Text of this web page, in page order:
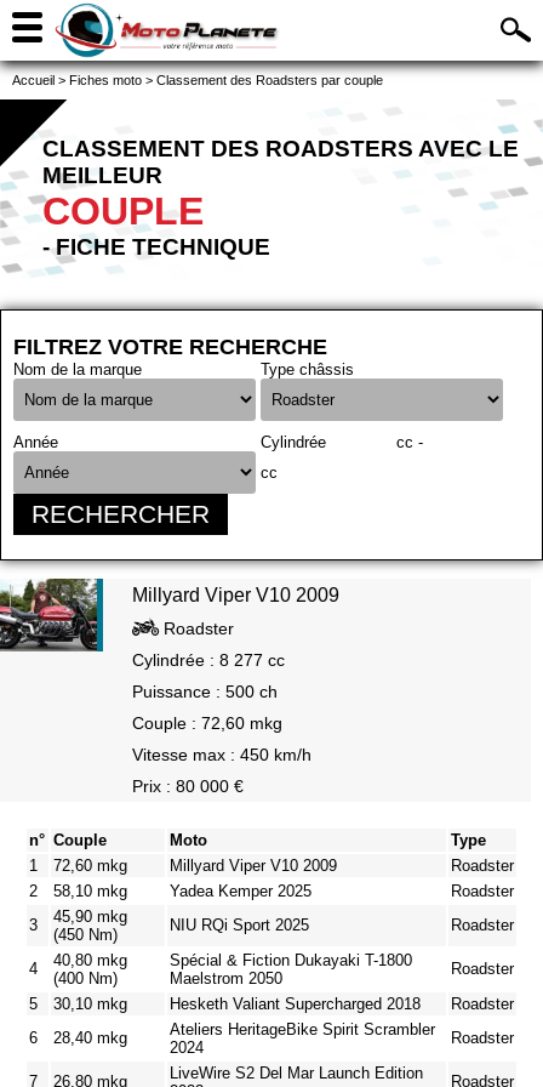
Accueil > Fiches moto > Classement des Roadsters par couple
CLASSEMENT DES ROADSTERS AVEC LE
MEILLEUR
COUPLE
- FICHE TECHNIQUE
FILTREZ VOTRE RECHERCHE
Nom de la marque Type châssis
Année Cylindrée
cc -
cc
RECHERCHER
Millyard Viper V10 2009
Roadster
Cylindrée : 8 277 cc
Puissance : 500 ch
Couple : 72,60 mkg
Vitesse max : 450 km/h
Prix : 80 000 €
n° Couple Moto
Type
1
72,60 mkg Millyard Viper V10 2009
Roadster
2
58,10 mkg Yadea Kemper 2025
Roadster
3
45,90 mkg
(450 Nm)
NIU RQi Sport 2025 Roadster
4
40,80 mkg
(400 Nm)
Spécial & Fiction Dukayaki T-1800
Maelstrom 2050
Roadster
5
30,10 mkg Hesketh Valiant Supercharged 2018
Roadster
6
28,40 mkg
Ateliers HeritageBike Spirit Scrambler
2024
Roadster
7 26,80 mkg
LiveWire S2 Del Mar Launch Edition
Roadster